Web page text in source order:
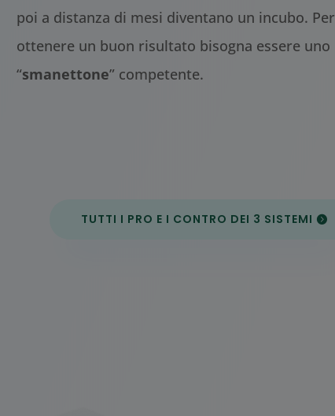
poi a distanza di mesi diventano un incubo. Per
ottenere un buon risultato bisogna essere uno
“smanettone” competente.
TUTTI I PRO E I CONTRO DEI 3 SISTEMI